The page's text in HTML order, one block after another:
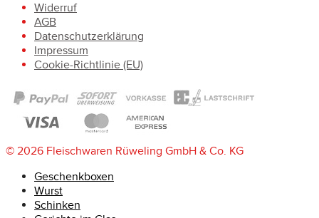
Widerruf
AGB
Datenschutzerklärung
Impressum
Cookie-Richtlinie (EU)
© 2026 Fleischwaren Rüweling GmbH & Co. KG
Geschenkboxen
Wurst
Schinken